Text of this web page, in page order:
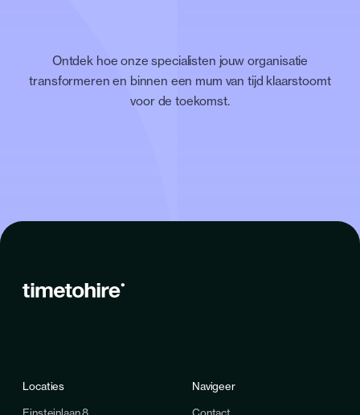
Ontdek hoe onze specialisten jouw organisatie
transformeren en binnen een mum van tijd klaarstoomt
voor de toekomst.
Locaties Navigeer